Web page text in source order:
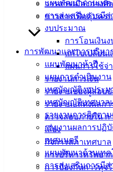
แผนพัฒนาด้านเทค
การส่งเสริมการมี
งบประมาณ
การโอนเงิน
แก้ไขเปลี่ยน
แผนการใช้จ่
รายงานการเงิน
รายงานของผู้สอบ
รายงานแสดงผลก
ตรวจสอบภายใน
เสี่ยง
กิจการสภาเทศบาล
การบริหารทรัพยา
การป้องกันการทุจ
วารสารเมืองอ่างศิ
ข่าวสารเพื่อคุ้มคร
การพัฒนาและการบริหา
แผนพัฒนาห้าปี
แผนการดำเนินงาน
เทศบัญญัติงบประม
เทศบัญญัติเทศบาล
รายงานการติดตา
รายงานผลการปฏิ
เทศมนตรี
แผนพัฒนาด้านเทค
การส่งเสริมการมี
ศุนย์
ข้อมูล
ข่าวสาร
อิเล็กทรอนิกส์
(Knowledge
Management)
เทศบาล
สายตรง